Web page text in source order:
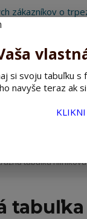
zákazníkov o
ceduľky
tabuľka hliníková
si svoju tabuľku s
navyše teraz ak
KLIKNI